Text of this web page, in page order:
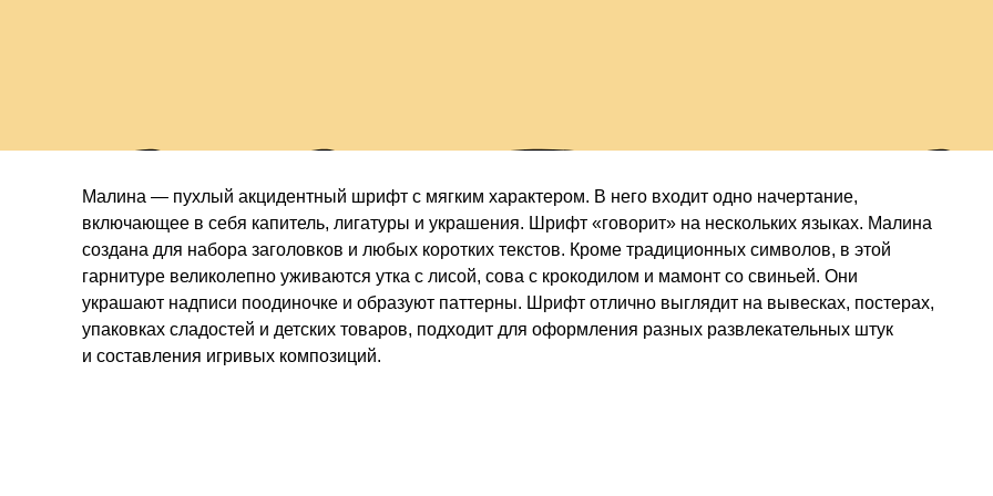
на
Малина — пухлый акцидентный шрифт с мягким характером. В него входит одно начертание,
включающее в себя капитель, лигатуры и украшения. Шрифт «говорит» на нескольких языках. Малина
создана для набора заголовков и любых коротких текстов. Кроме традиционных символов, в этой
гарнитуре великолепно уживаются утка с лисой, сова с крокодилом и мамонт со свиньей. Они
украшают надписи поодиночке и образуют паттерны. Шрифт отлично выглядит на вывесках, постерах,
упаковках сладостей и детских товаров, подходит для оформления разных развлекательных штук
и составления игривых композиций.